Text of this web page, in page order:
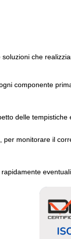
che
componente
delle
monitorare il